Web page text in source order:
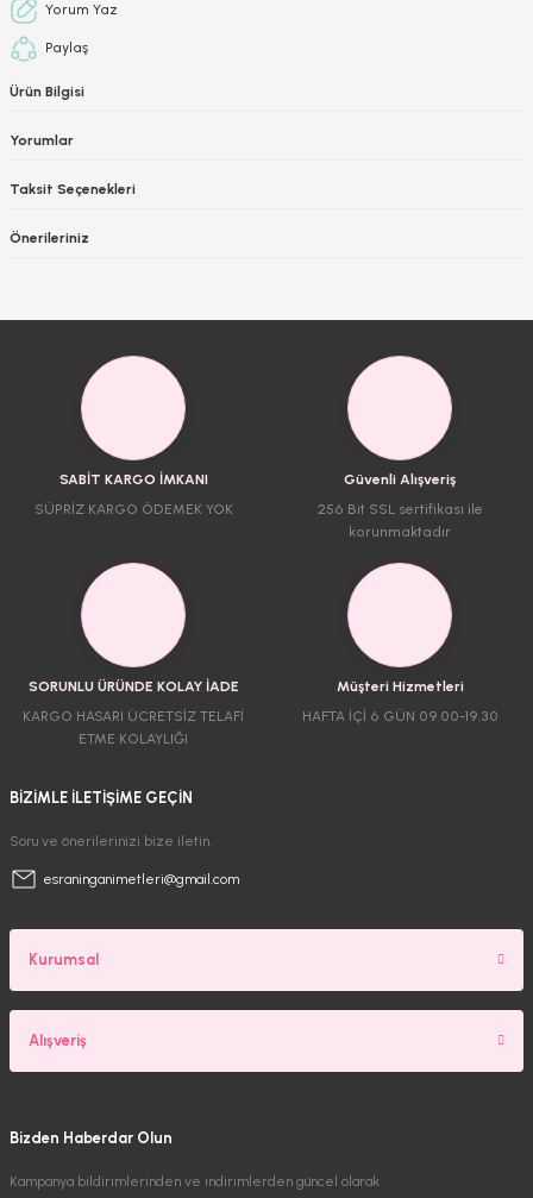
Yorum Yaz
Paylaş
Ürün Bilgisi
Yorumlar
Taksit Seçenekleri
Önerileriniz
SABİT KARGO İMKANI
SÜPRİZ KARGO ÖDEMEK YOK
Güvenli Alışveriş
256 Bit SSL sertifikası ile
korunmaktadır
SORUNLU ÜRÜNDE KOLAY İADE
KARGO HASARI ÜCRETSİZ TELAFİ
ETME KOLAYLIĞI
Müşteri Hizmetleri
HAFTA İÇİ 6 GÜN 09.00-19.30
BİZİMLE İLETİŞİME GEÇİN
Soru ve önerilerinizi bize iletin.
esraninganimetleri@gmail.com
Kurumsal
Alışveriş
Bizden Haberdar Olun
Kampanya bildirimlerinden ve indirimlerden güncel olarak